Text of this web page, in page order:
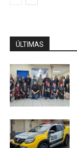
ÚLTIMAS